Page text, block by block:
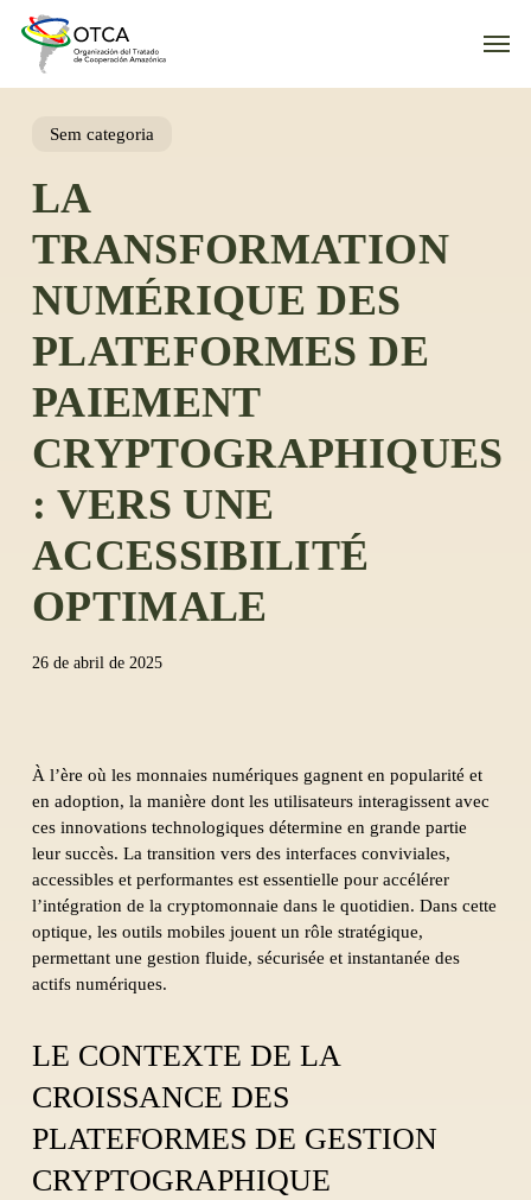
content
Menu
Sem categoria
LA
TRANSFORMATION
NUMÉRIQUE DES
PLATEFORMES DE
PAIEMENT
CRYPTOGRAPHIQUES
: VERS UNE
ACCESSIBILITÉ
OPTIMALE
26 de abril de 2025
À l’ère où les monnaies numériques gagnent en popularité et
en adoption, la manière dont les utilisateurs interagissent avec
ces innovations technologiques détermine en grande partie
leur succès. La transition vers des interfaces conviviales,
accessibles et performantes est essentielle pour accélérer
l’intégration de la cryptomonnaie dans le quotidien. Dans cette
optique, les outils mobiles jouent un rôle stratégique,
permettant une gestion fluide, sécurisée et instantanée des
actifs numériques.
LE CONTEXTE DE LA
CROISSANCE DES
PLATEFORMES DE GESTION
CRYPTOGRAPHIQUE